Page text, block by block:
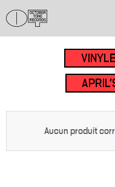
Aucun produit